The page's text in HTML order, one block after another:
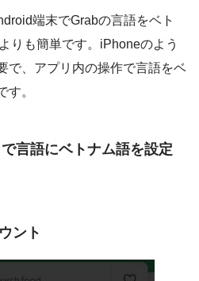
端末でGrabの言語をベト
りも簡単です。iPhoneのよう
で、アプリ内の操作で言語をベ
す。
言語にベトナム語を設定
ント